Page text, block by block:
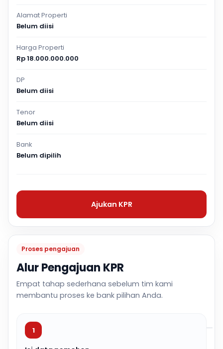
Proses pengajuan
Alur Pengajuan KPR
Empat tahap sederhana sebelum tim kami
membantu proses ke bank pilihan Anda.
1
Alamat Properti
Belum diisi
Harga Properti
Rp 18.000.000.000
DP
Belum diisi
Tenor
Belum diisi
Bank
Belum dipilih
Ajukan KPR